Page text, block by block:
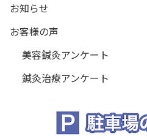
お知らせ
お客様の声
美容鍼灸アンケート
鍼灸治療アンケート